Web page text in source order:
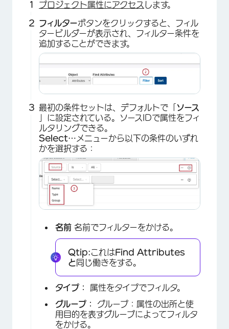
プロジェクト属性にアクセス します。
フィルターボタンをクリックすると、フィル
タービルダーが表示され、フィルター条件を
追加することができます。
最初の条件セットは、デフォルトで「 ソース
」に設定されている。ソースIDで属性をフィ
ルタリングできる。
Select… メニューから以下の条件のいずれ
かを選択する：
名前 名前でフィルターをかける。
Qtip:これはFind Attributes
と同じ働きをする。
タイプ： 属性をタイプでフィルタ。
グループ： グループ：属性の出所と使
用目的を表すグループによってフィルタ
をかける。